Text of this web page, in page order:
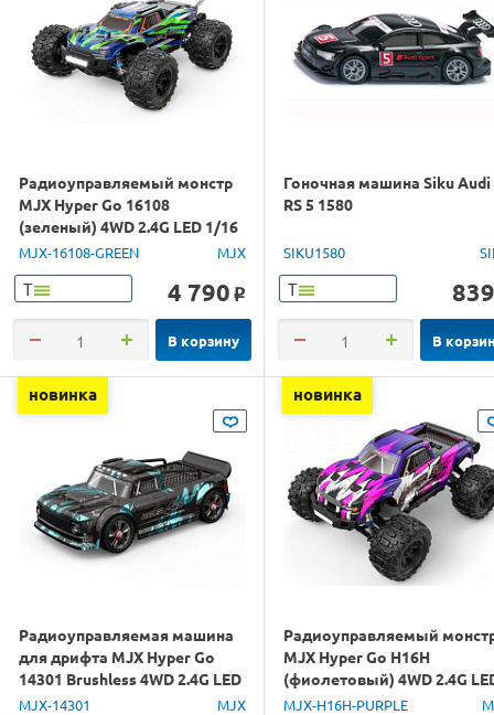
Радиоуправляемый монстр
MJX Hyper Go 16108
(зеленый) 4WD 2.4G LED 1/16
RTR
MJX-16108-GREEN MJX
Т 4 790 o
В корзину
Гоночная машина Siku Audi
RS 5 1580
SIKU1580
Т 839
В
новинка
Радиоуправляемая машина
для дрифта MJX Hyper Go
14301 Brushless 4WD 2.4G LED
1/14 RTR
MJX-14301 MJX
новинка
Радиоуправляемый
MJX Hyper Go H16H
(фиолетовый) 4WD 2.4G
GPS 1/16 RTR
MJX-H16H-PURPLE